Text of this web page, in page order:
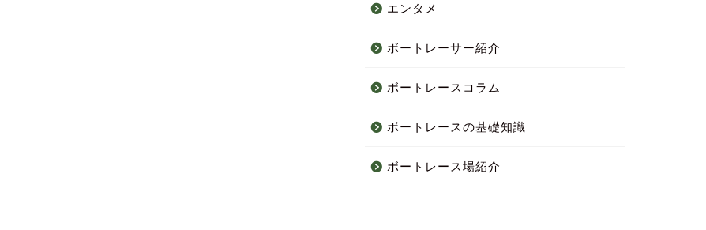
エンタメ
ボートレーサー紹介
ボートレースコラム
ボートレースの基礎知識
ボートレース場紹介